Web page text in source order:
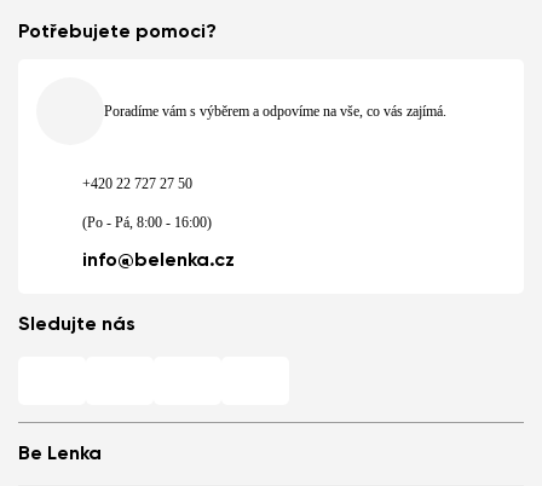
Be Lenka
Potřebujete pomoci?
Poradíme vám s výběrem a odpovíme na vše, co vás zajímá.
+420 22 727 27 50
(Po - Pá, 8:00 - 16:00)
info@belenka.cz
Sledujte nás